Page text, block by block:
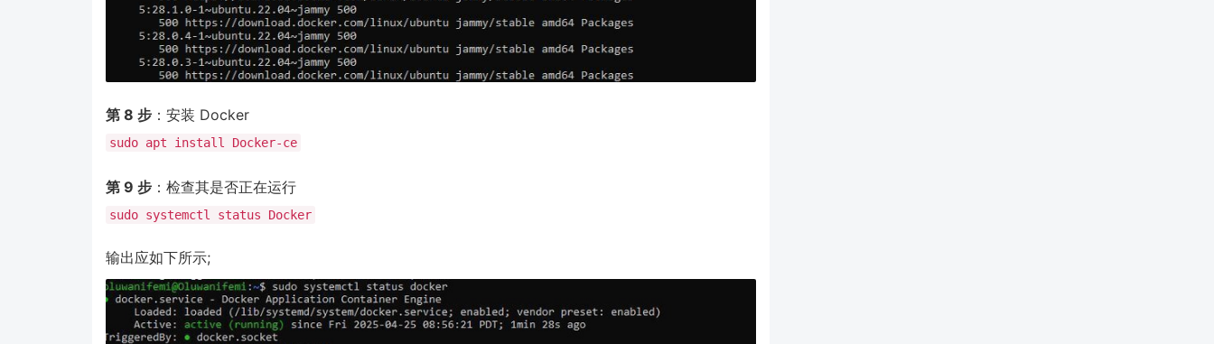
第 8 步 ：安装 Docker
sudo apt install Docker-ce
第 9 步 ：检查其是否正在运行
sudo systemctl status Docker
输出应如下所示;